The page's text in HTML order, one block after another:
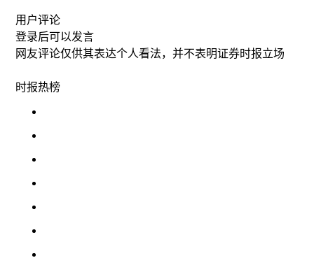
用户评论
登录后可以发言
网友评论仅供其表达个人看法，并不表明证券时报立场
时报热榜